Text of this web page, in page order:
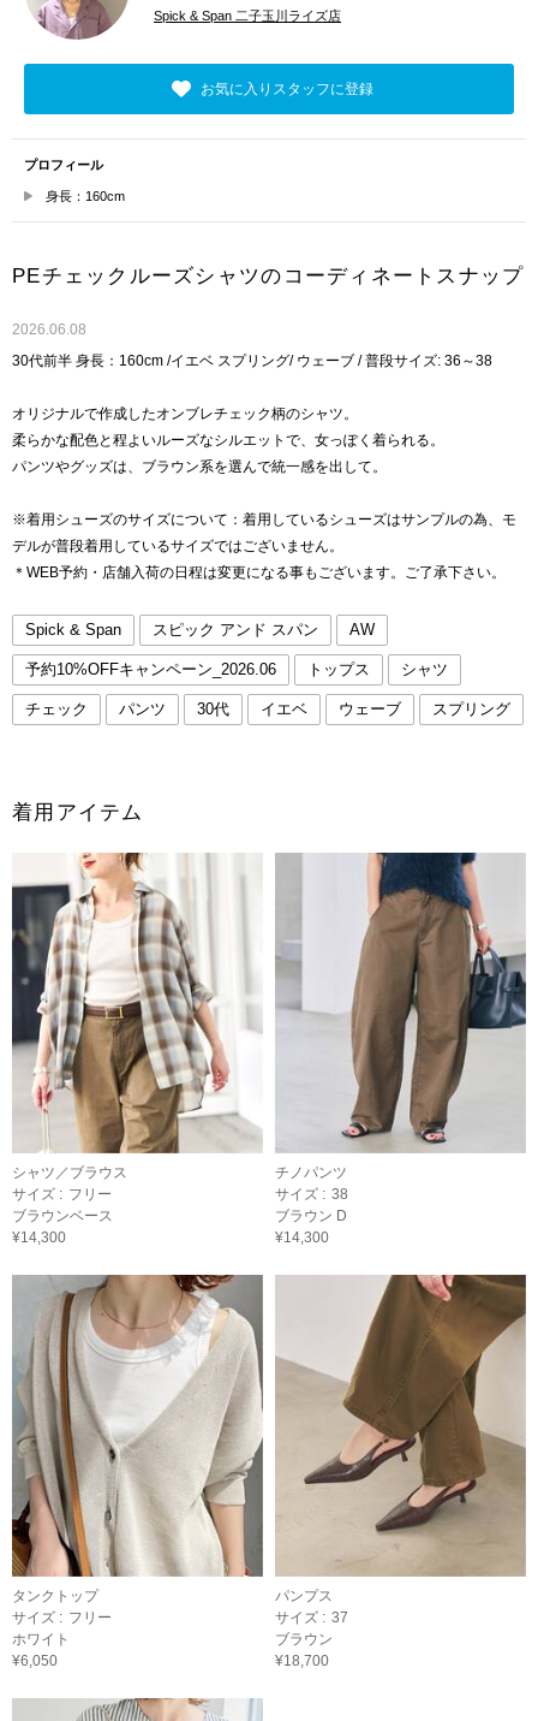
Spick & Span 二子玉川ライズ店
お気に入りスタッフに登録
プロフィール
身長：160cm
PEチェックルーズシャツのコーディネートスナップ
2026.06.08
30代前半 身長：160cm /イエベ スプリング/ ウェーブ / 普段サイズ: 36～38
オリジナルで作成したオンブレチェック柄のシャツ。
柔らかな配色と程よいルーズなシルエットで、女っぽく着られる。
パンツやグッズは、ブラウン系を選んで統一感を出して。
※着用シューズのサイズについて：着用しているシューズはサンプルの為、モ
デルが普段着用しているサイズではございません。
＊WEB予約・店舗入荷の日程は変更になる事もございます。ご了承下さい。
Spick & Span スピック アンド スパン AW
予約10%OFFキャンペーン_2026.06 トップス シャツ
チェック パンツ 30代 イエベ ウェーブ スプリング
着用アイテム
シャツ／ブラウス
サイズ : フリー
ブラウンベース
¥14,300
チノパンツ
サイズ : 38
ブラウン D
¥14,300
タンクトップ
サイズ : フリー
ホワイト
¥6,050
パンプス
サイズ : 37
ブラウン
¥18,700